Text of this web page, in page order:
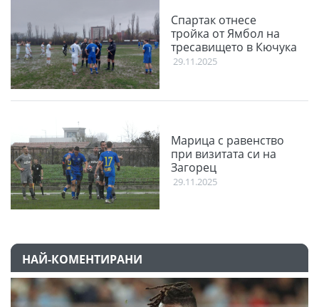
Спартак отнесе
тройка от Ямбол на
тресавището в Кючука
29.11.2025
Марица с равенство
при визитата си на
Загорец
29.11.2025
НАЙ-КОМЕНТИРАНИ